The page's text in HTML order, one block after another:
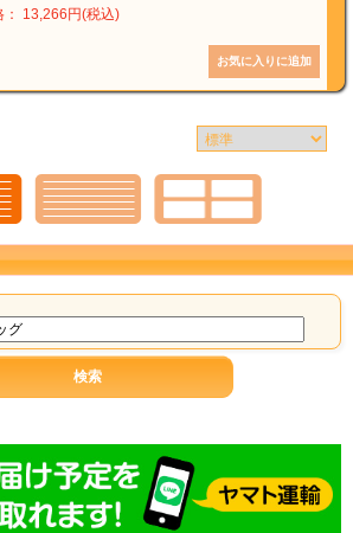
： 13,266円(税込)